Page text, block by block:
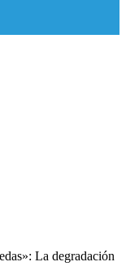
La degradación